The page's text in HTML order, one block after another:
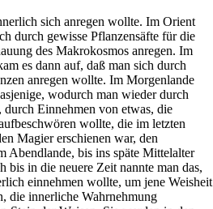
sich anregen wollte. Im Orient
durch gewisse Pflanzensäfte für die
des Makrokosmos anregen. Im
es dann auf, daß man sich durch
anregen wollte. Im Morgenlande
wodurch man wieder durch
durch Einnehmen von etwas, die
wollte, die im letzten
Magier erschienen war, den
Abendlande, bis ins späte Mittelalter
bis in die neuere Zeit nannte man das,
einnehmen wollte, um jene Weisheit
die innerliche Wahrnehmung